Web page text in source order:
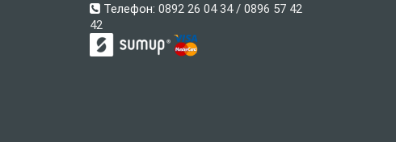
Телефон: 0892 26 04 34 / 0896 57 42
42